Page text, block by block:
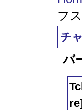
フ
チ
バ